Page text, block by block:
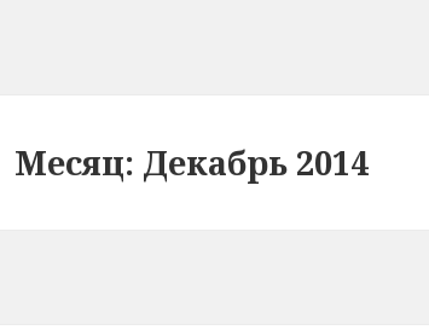
Месяц: Декабрь 2014